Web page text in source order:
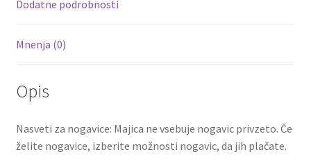
Dodatne podrobnosti
Mnenja (0)
Opis
Nasveti za nogavice: Majica ne vsebuje nogavic privzeto. Če
želite nogavice, izberite možnosti nogavic, da jih plačate.